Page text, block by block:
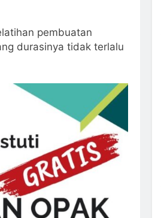
pembuatan
durasinya tidak terlalu